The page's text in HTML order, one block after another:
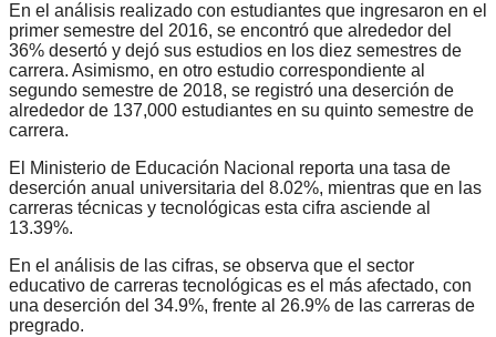
En el análisis realizado con estudiantes que ingresaron en el
primer semestre del 2016, se encontró que alrededor del
36% desertó y dejó sus estudios en los diez semestres de
carrera. Asimismo, en otro estudio correspondiente al
segundo semestre de 2018, se registró una deserción de
alrededor de 137,000 estudiantes en su quinto semestre de
carrera.
El Ministerio de Educación Nacional reporta una tasa de
deserción anual universitaria del 8.02%, mientras que en las
carreras técnicas y tecnológicas esta cifra asciende al
13.39%.
En el análisis de las cifras, se observa que el sector
educativo de carreras tecnológicas es el más afectado, con
una deserción del 34.9%, frente al 26.9% de las carreras de
pregrado.